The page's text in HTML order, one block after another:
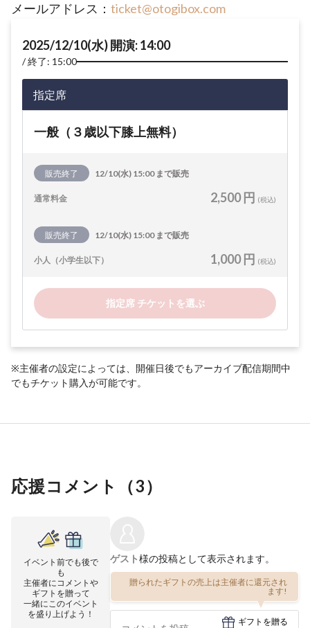
メールアドレス： ticket@otogibox.com
2025/12/10(水) 開演: 14:00
終了: 15:00
指定席
一般（３歳以下膝上無料）
販売終了 12/10(水) 15:00 まで販売
通常料金 2,500 円 (税込)
販売終了 12/10(水) 15:00 まで販売
小人（小学生以下） 1,000 円 (税込)
指定席 チケットを選ぶ
※主催者の設定によっては、開催日後でもアーカイブ配信期間中
でもチケット購入が可能です。
応援コメント（3）
イベント前でも後で
も
主催者にコメントや
ギフトを贈って
一緒にこのイベント
を盛り上げよう！
ゲスト様の投稿として表示されます。
贈られたギフトの売上は主催者に還元され
ます!
ギフトを贈る